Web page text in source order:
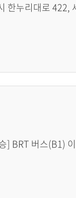
한누리대로 422,
] BRT 버스(B1)